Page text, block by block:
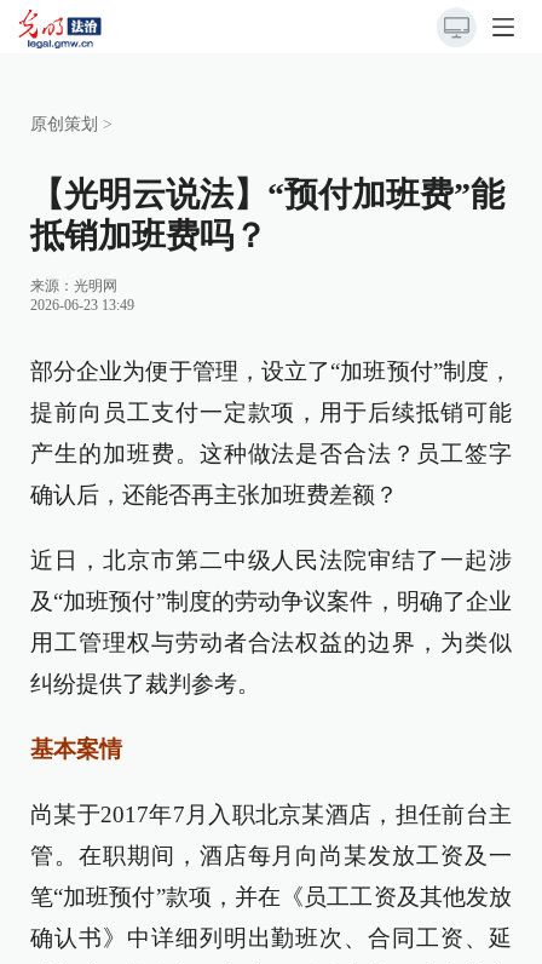
原创策划 >
【光明云说法】“预付加班费”能
抵销加班费吗？
来源： 光明网
2026-06-23 13:49
部分企业为便于管理，设立了“加班预付”制度，
提前向员工支付一定款项，用于后续抵销可能
产生的加班费。这种做法是否合法？员工签字
确认后，还能否再主张加班费差额？
近日，北京市第二中级人民法院审结了一起涉
及“加班预付”制度的劳动争议案件，明确了企业
用工管理权与劳动者合法权益的边界，为类似
纠纷提供了裁判参考。
基本案情
尚某于2017年7月入职北京某酒店，担任前台主
管。在职期间，酒店每月向尚某发放工资及一
笔“加班预付”款项，并在《员工工资及其他发放
确认书》中详细列明出勤班次、合同工资、延